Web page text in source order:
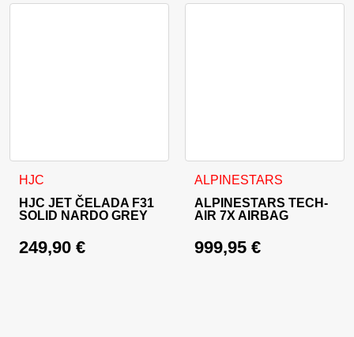
HJC
HJC JET ČELADA F31
SOLID NARDO GREY
249,90 €
Ta izdelek ima več različic. Možnosti lahko izberete na
ALPINESTARS
ALPINESTARS TECH-
AIR 7X AIRBAG
999,95 €
Ta izdelek ima več različic.